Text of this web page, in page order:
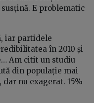
E problematic
iar partidele
în 2010 și
Am citit un studiu
din populație mai
nu exagerat. 15%